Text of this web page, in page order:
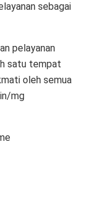
sebagai
pelayanan
satu tempat
oleh semua
mg